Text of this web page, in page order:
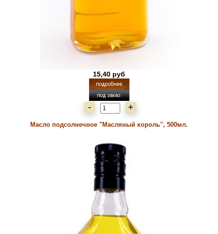
15,40 руб
- +
Масло подсолнечное "Масляный король", 500мл.